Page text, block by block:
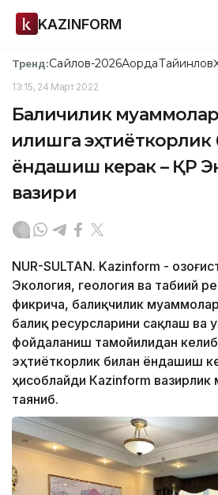
KAZINFORM
Тренд:Сайлов-2026АқордаТайинлов
13:15, 24 Март 2022
Балиқчилик
қилишга
ёндашиш керак – ҚР
вазири
NUR-SULTAN. Kazinform -
Экология, геология ва табиий
фикрича, балиқчилик
балиқ ресурсларини сақлаш ва
фойдаланиш тамойилидан
эҳтиёткорлик билан ёндашиш
ҳисоблайди Кazinform вазирлик
таяниб.